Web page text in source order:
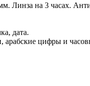
Линза на 3 часах.
дата.
арабские цифры и